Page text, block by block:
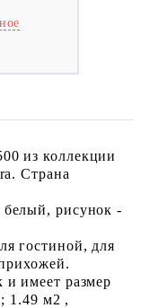
из коллекции
Страна
рисунок -
гостиной, для
и имеет размер
1.49 м2 ,